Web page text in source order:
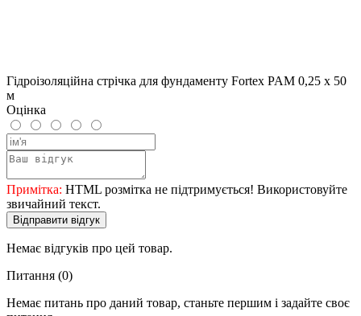
Гідроізоляційна стрічка для фундаменту Fortex PAM 0,25 х 50
м
Оцінка
Примітка: HTML розмітка не підтримується! Використовуйте
звичайний текст.
Відправити відгук
Немає відгуків про цей товар.
Питання (0)
Немає питань про даний товар, станьте першим і задайте своє